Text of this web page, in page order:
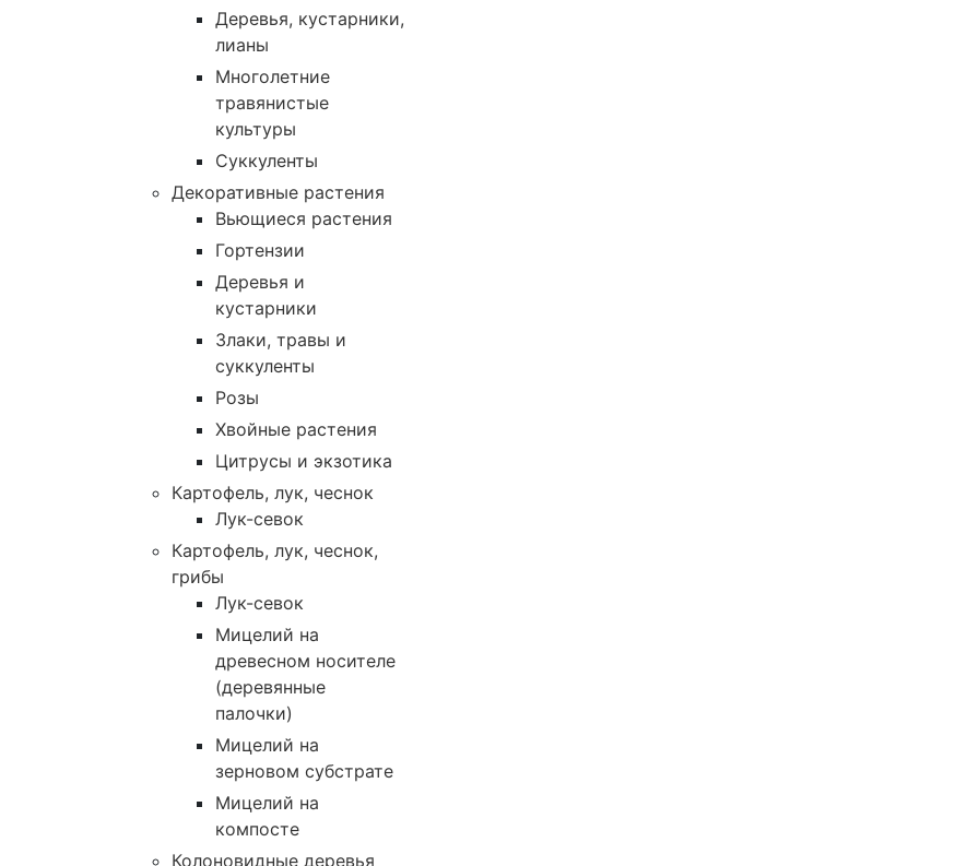
Деревья, кустарники,
лианы
Многолетние
травянистые
культуры
Суккуленты
Декоративные растения
Вьющиеся растения
Гортензии
Деревья и
кустарники
Злаки, травы и
суккуленты
Розы
Хвойные растения
Цитрусы и экзотика
Картофель, лук, чеснок
Лук-севок
Картофель, лук, чеснок,
грибы
Лук-севок
Мицелий на
древесном носителе
(деревянные
палочки)
Мицелий на
зерновом субстрате
Мицелий на
компосте
Колоновидные деревья